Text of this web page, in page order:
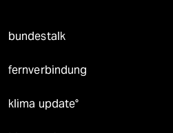
bundestalk
fernverbindung
klima update°